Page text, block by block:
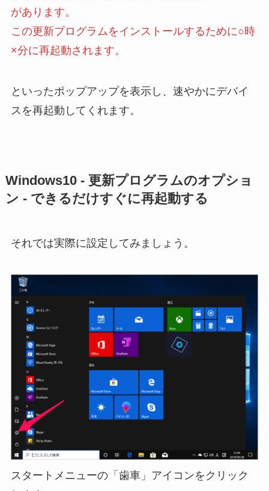
があります。
この更新プログラムをインストールするために○時
×分に再起動されます。
といったポップアップを表示し、速やかにデバイ
スを再起動してくれます。
Windows10 - 更新プログラムのオプショ
ン - できるだけすぐに再起動する
それでは実際に設定してみましょう。
スタートメニューの「歯車」アイコンをクリック